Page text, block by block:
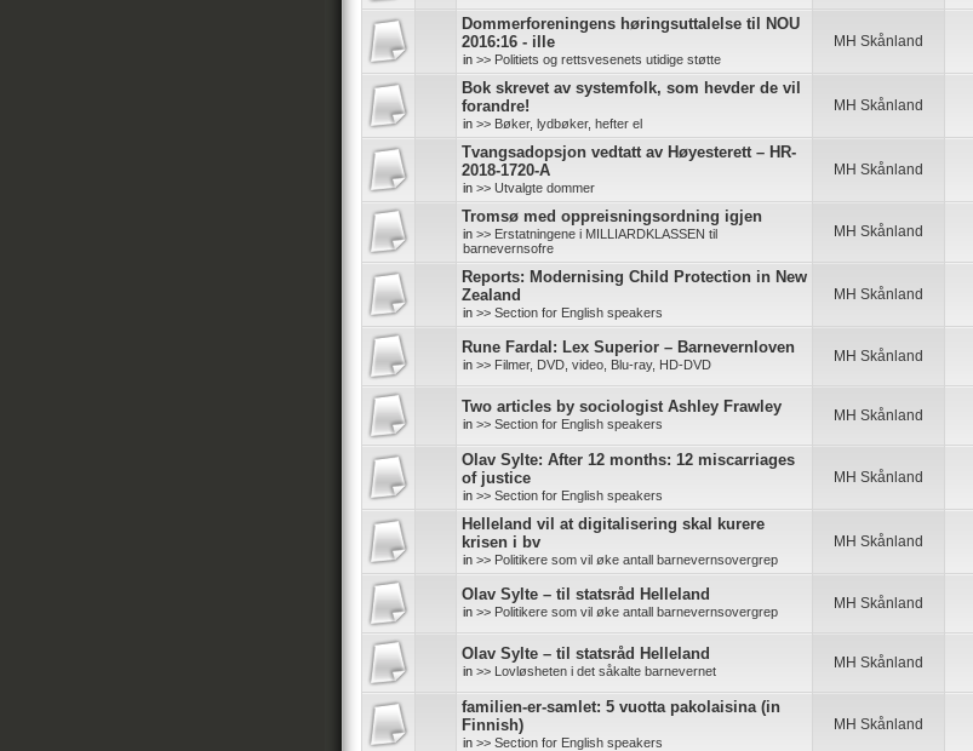
Dommerforeningens høringsuttalelse til NOU
2016:16 - ille
in >> Politiets og rettsvesenets utidige støtte
MH Skånland
Bok skrevet av systemfolk, som hevder de vil
forandre!
in >> Bøker, lydbøker, hefter el
MH Skånland
Tvangsadopsjon vedtatt av Høyesterett – HR-
2018-1720-A
in >> Utvalgte dommer
MH Skånland
Tromsø med oppreisningsordning igjen
in >> Erstatningene i MILLIARDKLASSEN til
barnevernsofre
MH Skånland
Reports: Modernising Child Protection in New
Zealand
in >> Section for English speakers
MH Skånland
Rune Fardal: Lex Superior – Barnevernloven
in >> Filmer, DVD, video, Blu-ray, HD-DVD MH Skånland
Two articles by sociologist Ashley Frawley
in >> Section for English speakers MH Skånland
Olav Sylte: After 12 months: 12 miscarriages
of justice
in >> Section for English speakers
MH Skånland
Helleland vil at digitalisering skal kurere
krisen i bv
in >> Politikere som vil øke antall barnevernsovergrep
MH Skånland
Olav Sylte – til statsråd Helleland
in >> Politikere som vil øke antall barnevernsovergrep MH Skånland
Olav Sylte – til statsråd Helleland
in >> Lovløsheten i det såkalte barnevernet MH Skånland
familien-er-samlet: 5 vuotta pakolaisina (in
Finnish)
in >> Section for English speakers
MH Skånland